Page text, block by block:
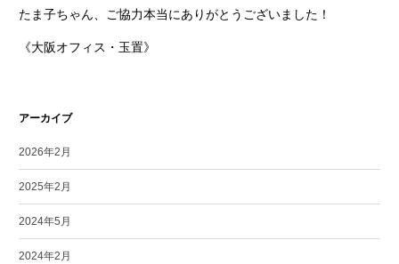
たま子ちゃん、ご協力本当にありがとうございました！
《大阪オフィス・玉置》
アーカイブ
2026年2月
2025年2月
2024年5月
2024年2月